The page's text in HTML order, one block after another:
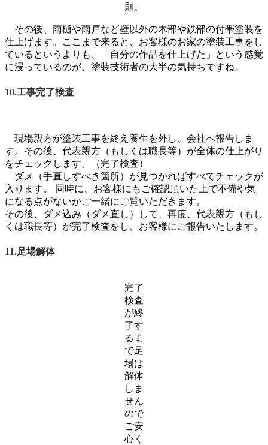
則。
その後、雨樋や雨戸など壁以外の木部や鉄部の付帯塗装を
仕上げます。ここまで来ると、お客様のお家の塗装工事をし
ているというよりも、「自分の作品を仕上げた」という感覚
に浸っているのが、塗装技術者の大半の気持ちですね。
10.工事完了検査
現場親方が塗装工事を終え養生を外し、会社へ報告しま
す。その後、代表親方（もしくは職長等）が全体の仕上がり
をチェックします。（完了検査）
ダメ（手直しすべき箇所）が見つかればすべてチェックが
入ります。 同時に、お客様にもご確認頂いた上で不備や気
になる点がないかご一緒にご覧いただきます。
その後、ダメ込み（ダメ直し）して、再度、代表親方（もし
くは職長等）が完了検査をし、お客様にご報告いたします。
11.足場解体
完了
検査
が終
了す
るま
で足
場は
解体
しま
せん
ので
ご安
心く